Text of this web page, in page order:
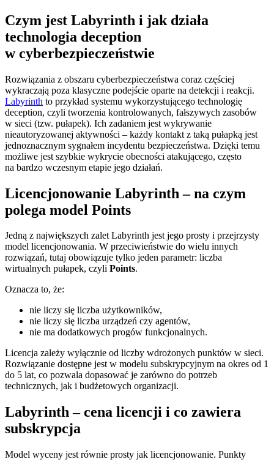
Czym jest Labyrinth i jak działa
technologia deception
w cyberbezpieczeństwie
Rozwiązania z obszaru cyberbezpieczeństwa coraz częściej
wykraczają poza klasyczne podejście oparte na detekcji i reakcji.
Labyrinth to przykład systemu wykorzystującego technologię
deception, czyli tworzenia kontrolowanych, fałszywych zasobów
w sieci (tzw. pułapek). Ich zadaniem jest wykrywanie
nieautoryzowanej aktywności – każdy kontakt z taką pułapką jest
jednoznacznym sygnałem incydentu bezpieczeństwa. Dzięki temu
możliwe jest szybkie wykrycie obecności atakującego, często
na bardzo wczesnym etapie jego działań.
Licencjonowanie Labyrinth – na czym
polega model Points
Jedną z największych zalet Labyrinth jest jego prosty i przejrzysty
model licencjonowania. W przeciwieństwie do wielu innych
rozwiązań, tutaj obowiązuje tylko jeden parametr: liczba
wirtualnych pułapek, czyli Points.
Oznacza to, że:
nie liczy się liczba użytkowników,
nie liczy się liczba urządzeń czy agentów,
nie ma dodatkowych progów funkcjonalnych.
Licencja zależy wyłącznie od liczby wdrożonych punktów w sieci.
Rozwiązanie dostępne jest w modelu subskrypcyjnym na okres od 1
do 5 lat, co pozwala dopasować je zarówno do potrzeb
technicznych, jak i budżetowych organizacji.
Labyrinth – cena licencji i co zawiera
subskrypcja
Model wyceny jest równie prosty jak licencjonowanie. Punkty